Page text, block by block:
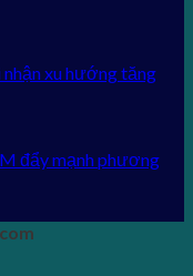
nhận xu hướng tăng
đẩy mạnh phương